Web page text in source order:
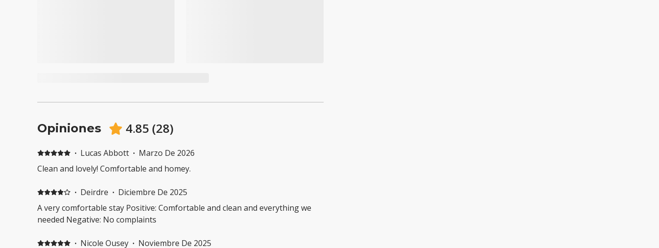
Opiniones 4.85 (28)
· Lucas Abbott · Marzo De 2026
Clean and lovely! Comfortable and homey.
· Deirdre · Diciembre De 2025
A very comfortable stay Positive: Comfortable and clean and everything we
needed Negative: No complaints
· Nicole Ousey · Noviembre De 2025